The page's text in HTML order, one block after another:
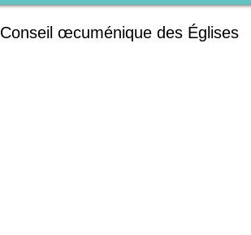
Conseil œcuménique des Églises